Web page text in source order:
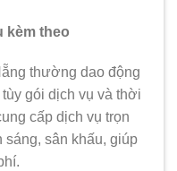
kèm theo
thường dao động
gói dịch vụ và thời
cấp dịch vụ trọn
sáng, sân khấu, giúp